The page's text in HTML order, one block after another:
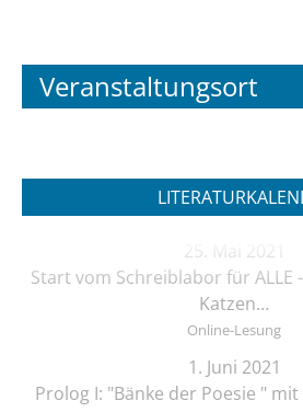
Veranstaltungsort
25. Mai 2021
Start vom Schreiblabor für ALLE
Katzen…
Online-Lesung
1. Juni 2021
Prolog I: "Bänke der Poesie " mit